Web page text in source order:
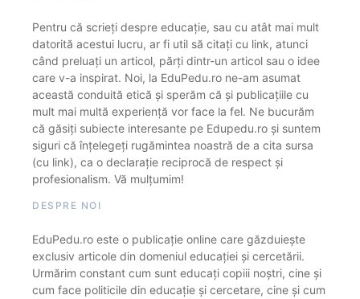
Pentru că scrieți despre educație, sau cu atât mai mult
datorită acestui lucru, ar fi util să citați cu link, atunci
când preluați un articol, părți dintr-un articol sau o idee
care v-a inspirat. Noi, la EduPedu.ro ne-am asumat
această conduită etică și sperăm că și publicațiile cu
mult mai multă experiență vor face la fel. Ne bucurăm
că găsiți subiecte interesante pe Edupedu.ro și suntem
siguri că înțelegeți rugămintea noastră de a cita sursa
(cu link), ca o declarație reciprocă de respect și
profesionalism. Vă mulțumim!
DESPRE NOI
EduPedu.ro este o publicație online care găzduiește
exclusiv articole din domeniul educației și cercetării.
Urmărim constant cum sunt educați copiii noștri, cine și
cum face politicile din educație și cercetare, cine și cum